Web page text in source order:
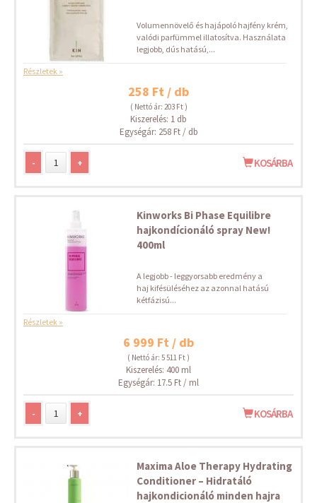
Volumennövelő és hajápoló hajfény krém,
valódi parfümmel illatosítva. Használata
legjobb, dús hatású,...
Részletek »
258 Ft / db
( Nettó ár: 203 Ft )
Kiszerelés: 1 db
Egységár: 258 Ft / db
- + KOSÁRBA
Kinworks Bi Phase Equilibre
hajkondícionáló spray New!
400ml
A legjobb - leggyorsabb eredmény a
haj kifésüléséhez az azonnal hatású
kétfázisú...
Részletek »
6 999 Ft / db
( Nettó ár: 5 511 Ft )
Kiszerelés: 400 ml
Egységár: 17.5 Ft / ml
- + KOSÁRBA
Maxima Aloe Therapy Hydrating
Conditioner – Hidratáló
hajkondicionáló minden hajra